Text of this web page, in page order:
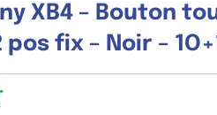
XB4 – Bouton
pos fix – Noir –